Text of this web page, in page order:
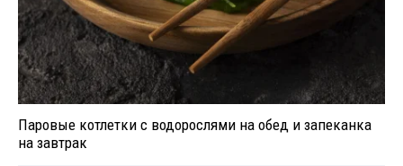
Паровые котлетки с водорослями на обед и запеканка
на завтрак